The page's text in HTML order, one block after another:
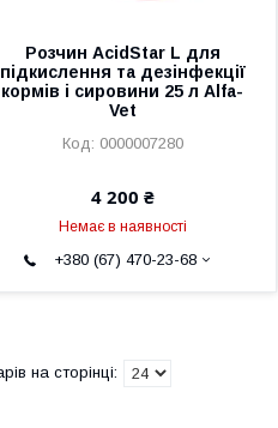
Розчин AcidStar L для
підкислення та дезінфекції
кормів і сировини 25 л Alfa-
Vet
0000007280
4 200 ₴
Немає в наявності
+380 (67) 470-23-68